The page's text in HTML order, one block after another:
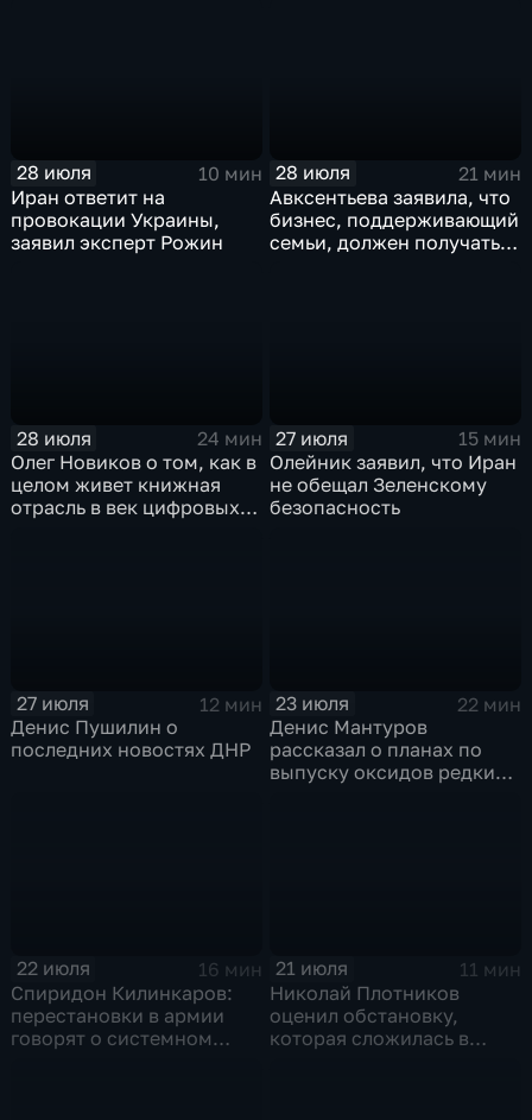
28 июля
10 мин
Иран ответит на
провокации Украины,
заявил эксперт Рожин
28 июля
21 мин
Авксентьева заявила, что
бизнес, поддерживающий
семьи, должен получать
28 июля
24 мин
Олег Новиков о том, как в
целом живет книжная
отрасль в век цифровых
27 июля
15 мин
Олейник заявил, что Иран
не обещал Зеленскому
безопасность
27 июля
12 мин
Денис Пушилин о
последних новостях ДНР
23 июля
22 мин
Денис Мантуров
рассказал о планах по
выпуску оксидов редких
22 июля
16 мин
Спиридон Килинкаров:
перестановки в армии
говорят о системном
21 июля
11 мин
Николай Плотников
оценил обстановку,
которая сложилась в